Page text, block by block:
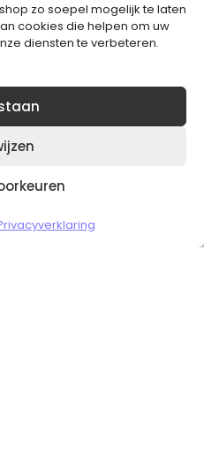
zo soepel mogelijk te laten
cookies die helpen om uw
diensten te verbeteren.